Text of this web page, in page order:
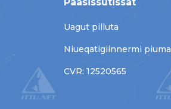
Uagut pilluta
Niueqatigiinnermi
CVR: 12520565